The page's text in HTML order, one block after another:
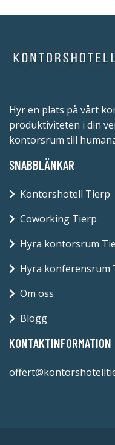
Hyr en plats på vårt
produktiviteten i din
kontorsrum till
SNABBLÄNKAR
Kontorshotell Tierp
Coworking Tierp
Hyra kontorsrum
Hyra konferensrum
Om oss
Blogg
KONTAKTINFORMATION